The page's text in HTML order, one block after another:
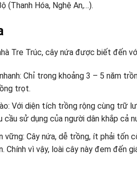
(Thanh Hóa, Nghệ An,…).
Tre Trúc, cây nứa được biết đến
Chỉ trong khoảng 3 – 5 năm
trọt.
Với diện tích trồng rộng cùng trữ
cầu sử dụng của người dân khắp cả
vững: Cây nứa, dễ trồng, ít phải tốn
vì vậy, loài cây này đem đến